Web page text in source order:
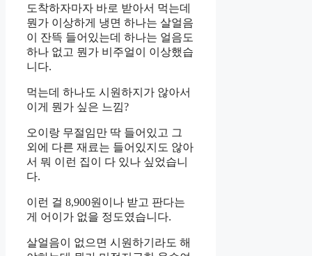
도착하자마자 바로 받아서 먹는데
뭔가 이상하게 냉면 하나는 살얼음
이 잔뜩 들어있는데 하나는 얼음도
하나 없고 뭔가 비주얼이 이상했습
니다.
먹는데 하나도 시원하지가 않아서
이게 뭔가 싶은 느낌?
오이랑 무절임만 딱 들어있고 그
외에 다른 재료는 들어있지도 않아
서 뭐 이런 집이 다 있나 싶었습니
다.
이런 걸 8,900원이나 받고 판다는
게 어이가 없을 정도였습니다.
살얼음이 없으면 시원하기라도 해